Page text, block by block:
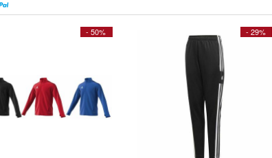
- 50% - 29%